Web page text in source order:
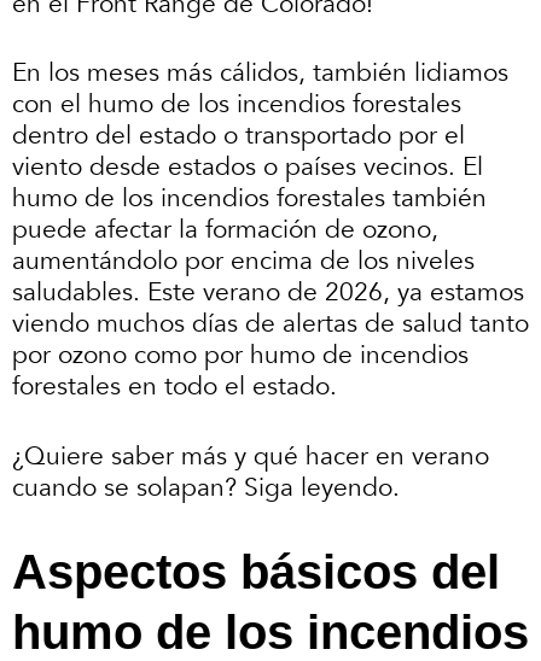
En los meses más cálidos, también lidiamos
con el humo de los incendios forestales
dentro del estado o transportado por el
viento desde estados o países vecinos. El
humo de los incendios forestales también
puede afectar la formación de ozono,
aumentándolo por encima de los niveles
saludables. Este verano de 2026, ya estamos
viendo muchos días de alertas de salud tanto
por ozono como por humo de incendios
forestales en todo el estado.
¿Quiere saber más y qué hacer en verano
cuando se solapan? Siga leyendo.
Aspectos básicos del
humo de los incendios